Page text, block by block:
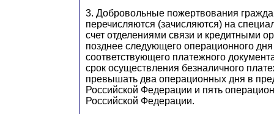
3. Добровольные пожертвования
перечисляются (зачисляются) на
счет отделениями связи и кредитными
позднее следующего операционного
соответствующего платежного
срок осуществления безналичного
превышать два операционных дня в
Российской Федерации и пять
Российской Федерации.